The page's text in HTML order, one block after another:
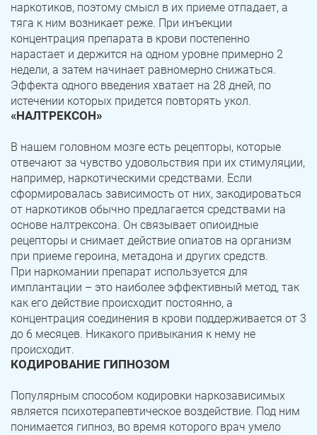
наркотиков, поэтому смысл в их приеме отпадает, а
тяга к ним возникает реже. При инъекции
концентрация препарата в крови постепенно
нарастает и держится на одном уровне примерно 2
недели, а затем начинает равномерно снижаться.
Эффекта одного введения хватает на 28 дней, по
истечении которых придется повторять укол.
«НАЛТРЕКСОН»
В нашем головном мозге есть рецепторы, которые
отвечают за чувство удовольствия при их стимуляции,
например, наркотическими средствами. Если
сформировалась зависимость от них, закодироваться
от наркотиков обычно предлагается средствами на
основе налтрексона. Он связывает опиоидные
рецепторы и снимает действие опиатов на организм
при приеме героина, метадона и других средств.
При наркомании препарат используется для
имплантации – это наиболее эффективный метод, так
как его действие происходит постоянно, а
концентрация соединения в крови поддерживается от 3
до 6 месяцев. Никакого привыкания к нему не
происходит.
КОДИРОВАНИЕ ГИПНОЗОМ
Популярным способом кодировки наркозависимых
является психотерапевтическое воздействие. Под ним
понимается гипноз, во время которого врач умело